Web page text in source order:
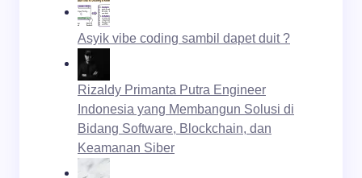
Asyik vibe coding sambil dapet duit ?
Rizaldy Primanta Putra Engineer
Indonesia yang Membangun Solusi di
Bidang Software, Blockchain, dan
Keamanan Siber